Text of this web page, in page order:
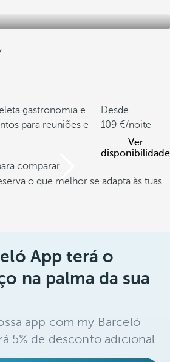
gastronomia e
para reuniões e
Desde
109
/noite
Ver
disponibilidade
comparar
o que melhor se adapta às tuas
App terá o
na palma da sua
app com my Barceló
5% de desconto adicional.